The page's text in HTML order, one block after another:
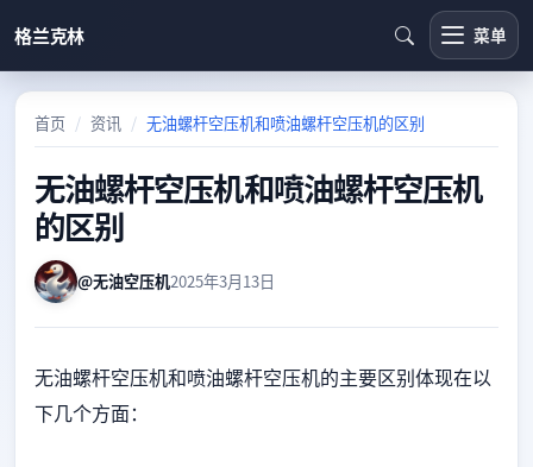
格兰克林 菜单
首页 资讯 无油螺杆空压机和喷油螺杆空压机的区别
无油螺杆空压机和喷油螺杆空压机
的区别
@无油空压机2025年3月13日
无油螺杆空压机和喷油螺杆空压机的主要区别体现在以
下几个方面：